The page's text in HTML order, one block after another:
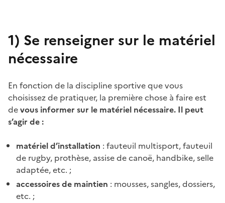
1) Se renseigner sur le matériel
nécessaire
En fonction de la discipline sportive que vous
choisissez de pratiquer, la première chose à faire est
devous informer sur le matériel nécessaire. Il peut
s’agir de :
matériel d’installation : fauteuil multisport, fauteuil
de rugby, prothèse, assise de canoë, handbike, selle
adaptée, etc. ;
accessoires de maintien : mousses, sangles, dossiers,
etc. ;